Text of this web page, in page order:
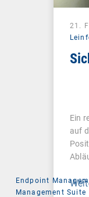
21.
Ein
auf
Endpoint
Management Suite